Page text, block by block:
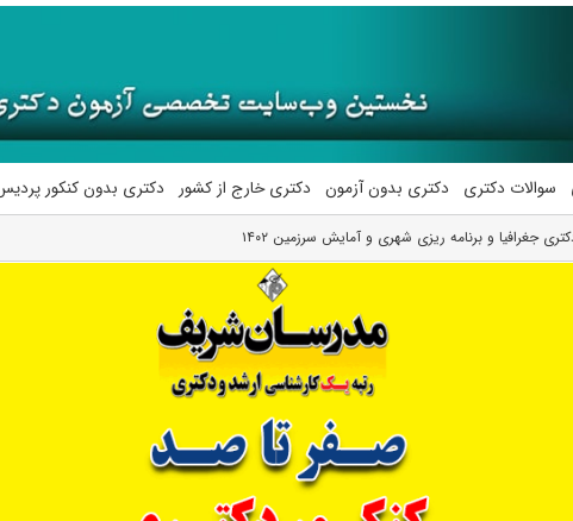
سوالات دکتری دکتری بدون آزمون دکتری خارج از کشور دکتری بدون کنکور
جغرافیا و برنامه ریزی شهری و آمایش سرزمین ۱۴۰۲